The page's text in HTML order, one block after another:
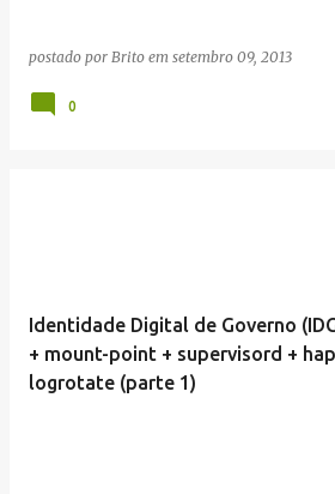
postado por Brito em setembro 09, 2013
0
Identidade Digital de Governo
+ mount-point + supervisord +
logrotate (parte 1)